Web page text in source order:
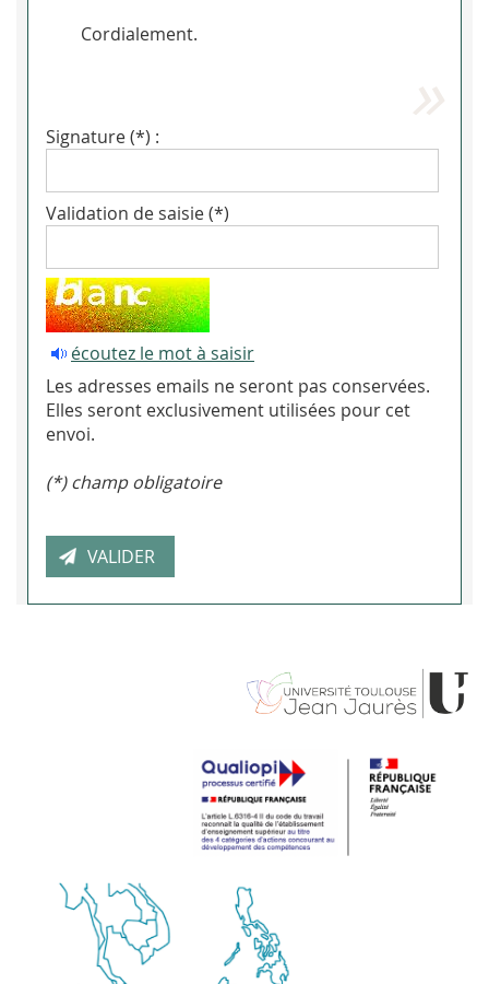
Cordialement.
Signature (*) :
Validation de saisie (*)
écoutez le mot à saisir
Les adresses emails ne seront pas conservées.
Elles seront exclusivement utilisées pour cet
envoi.
(*) champ obligatoire